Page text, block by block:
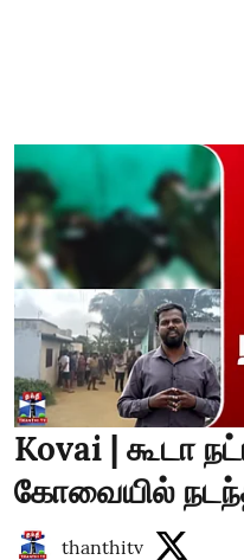
Kovai | கூடா
கோவையில்
thanthitv